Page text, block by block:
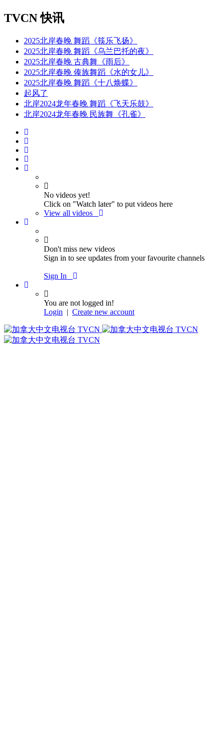
TVCN 快讯
2025北岸春晚 舞蹈《筷乐飞扬》
2025北岸春晚 舞蹈《乌兰巴托的夜》
2025北岸春晚 古典舞《雨后》
2025北岸春晚 傣族舞蹈《水的女儿》
2025北岸春晚 舞蹈《十八焕蝶》
起风了
北岸2024龙年春晚 舞蹈《飞天乐鼓》
北岸2024龙年春晚 民族舞《孔雀》
No videos yet!
Click on "Watch later" to put videos here
View all videos
Don't miss new videos
Sign in to see updates from your favourite channels
Sign In
You are not logged in!
Login | Create new account